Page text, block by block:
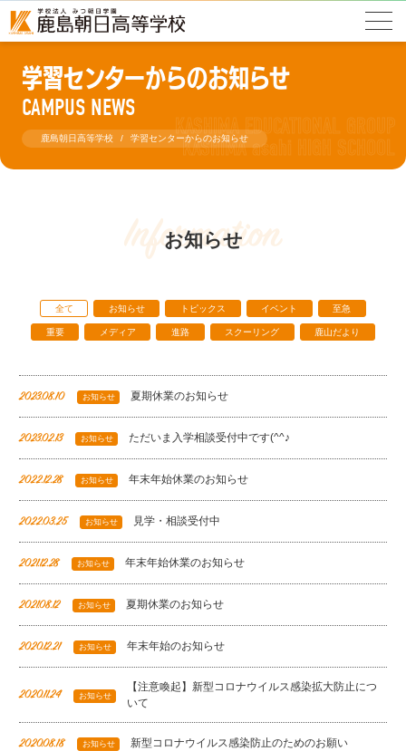
学習センターからのお知らせ
CAMPUS NEWS
鹿島朝日高等学校 学習センターからのお知らせ
お知らせ
Information
全て お知らせ トピックス イベント 至急
重要 メディア 進路 スクーリング 鹿山だより
2023.08.10 お知らせ 夏期休業のお知らせ
2023.02.13 お知らせ ただいま入学相談受付中です(^^♪
2022.12.28 お知らせ 年末年始休業のお知らせ
2022.03.25 お知らせ 見学・相談受付中
2021.12.28 お知らせ 年末年始休業のお知らせ
2021.08.12 お知らせ 夏期休業のお知らせ
2020.12.21 お知らせ 年末年始のお知らせ
2020.11.24 お知らせ
【注意喚起】新型コロナウイルス感染拡大防止につ
いて
2020.08.18 お知らせ 新型コロナウイルス感染防止のためのお願い